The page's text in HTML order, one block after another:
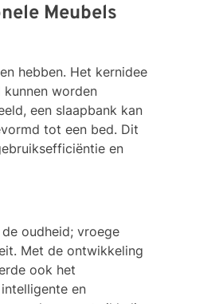
Meubels
hebben. Het kernidee
worden
een slaapbank kan
tot een bed. Dit
en
oudheid; vroege
Met de ontwikkeling
ook het
en